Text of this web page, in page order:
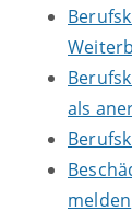
als
melden